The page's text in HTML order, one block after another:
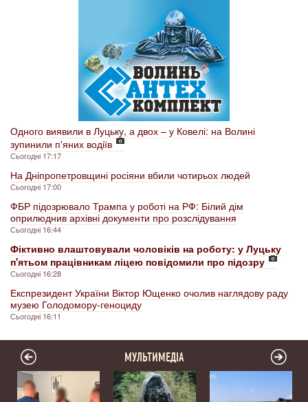
Одного виявили в Луцьку, а двох – у Ковелі: на Волині
зупинили п'яних водіїв
Сьогодні 17:17
На Дніпропетровщині росіяни вбили чотирьох людей
Сьогодні 17:00
ФБР підозрювало Трампа у роботі на РФ: Білий дім
оприлюднив архівні документи про розслідування
Сьогодні 16:44
Фіктивно влаштовували чоловіків на роботу: у Луцьку
п'ятьом працівникам ліцею повідомили про підозру
Сьогодні 16:28
Експрезидент України Віктор Ющенко очолив наглядову раду
музею Голодомору-геноциду
Сьогодні 16:11
МУЛЬТИМЕДІА